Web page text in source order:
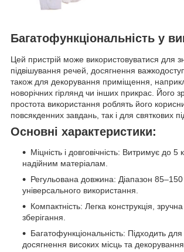
Багатофункціональність у
Цей пристрій може використовуватися для
підвішування речей, досягнення
також для декорування приміщення,
новорічних гірлянд чи інших прикрас. Його
простота використання роблять його
повсякденних завдань, так і для святкових
Основні характеристики:
Міцність і довговічність: Витримує до 5
надійним матеріалам.
Регульована довжина: Діапазон
універсального використання.
Компактність: Легка конструкція,
зберігання.
Багатофункціональність: Підходить для
досягнення високих місць та